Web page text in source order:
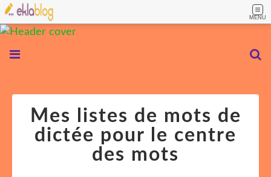
MENU
Mes listes de mots de
dictée pour le centre
des mots